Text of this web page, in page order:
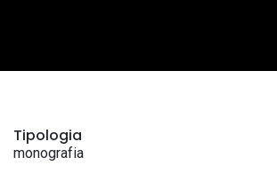
Tipologia
monografia